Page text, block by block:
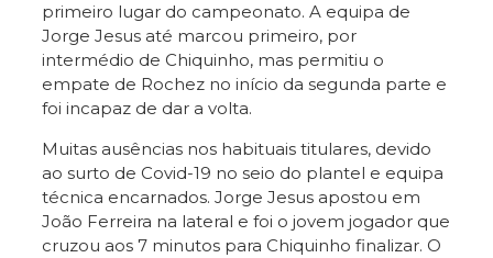
primeiro lugar do campeonato. A equipa de
Jorge Jesus até marcou primeiro, por
intermédio de Chiquinho, mas permitiu o
empate de Rochez no início da segunda parte e
foi incapaz de dar a volta.
Muitas ausências nos habituais titulares, devido
ao surto de Covid-19 no seio do plantel e equipa
técnica encarnados. Jorge Jesus apostou em
João Ferreira na lateral e foi o jovem jogador que
cruzou aos 7 minutos para Chiquinho finalizar. O